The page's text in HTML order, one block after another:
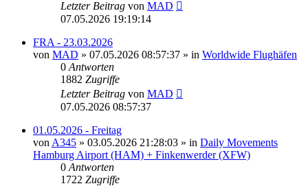
Letzter Beitrag von MAD
07.05.2026 19:19:14
FRA - 23.03.2026
von MAD » 07.05.2026 08:57:37 » in Worldwide Flughäfen
0 Antworten
1882 Zugriffe
Letzter Beitrag von MAD
07.05.2026 08:57:37
01.05.2026 - Freitag
von A345 » 03.05.2026 21:28:03 » in Daily Movements
Hamburg Airport (HAM) + Finkenwerder (XFW)
0 Antworten
1722 Zugriffe